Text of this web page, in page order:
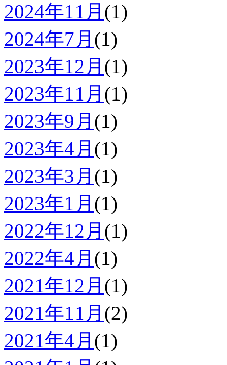
2024年11月 (1)
2024年7月 (1)
2023年12月 (1)
2023年11月 (1)
2023年9月 (1)
2023年4月 (1)
2023年3月 (1)
2023年1月 (1)
2022年12月 (1)
2022年4月 (1)
2021年12月 (1)
2021年11月 (2)
2021年4月 (1)